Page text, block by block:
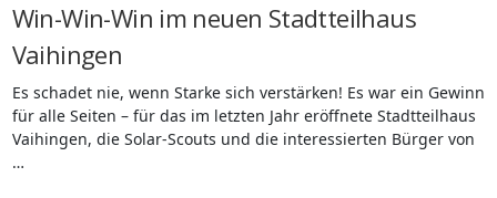
Win-Win-Win im neuen Stadtteilhaus
Vaihingen
Es schadet nie, wenn Starke sich verstärken! Es war ein Gewinn
für alle Seiten – für das im letzten Jahr eröffnete Stadtteilhaus
Vaihingen, die Solar-Scouts und die interessierten Bürger von
…